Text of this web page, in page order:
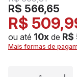
R$ 566,65
R$
ou até 10x de R$
Mais formas de